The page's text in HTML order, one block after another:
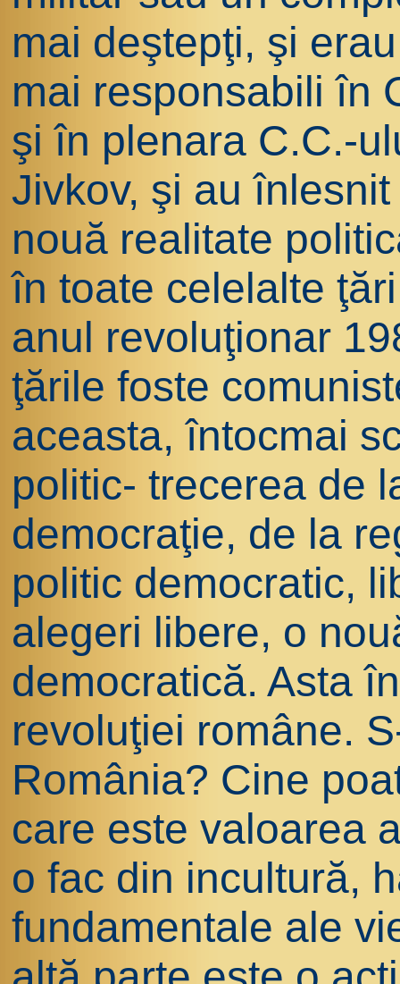
mai deştepţi, şi
mai responsabili în
şi în plenara C.C.-
Jivkov, şi au
nouă realitate
în toate celelalte
anul revoluţionar
ţările foste
aceasta, întocmai
politic- trecerea de
democraţie, de la
politic democratic,
alegeri libere, o
democratică. Asta
revoluţiei române.
România? Cine
care este valoarea
o fac din incultură,
fundamentale ale